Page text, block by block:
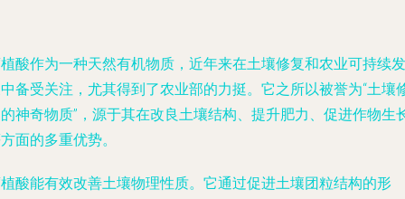
酸作为一种天然有机物质，近年来在土壤修复和农业可持续发
备受关注，尤其得到了农业部的力挺。它之所以被誉为“土壤
神奇物质”，源于其在改良土壤结构、提升肥力、促进作物生
面的多重优势。
酸能有效改善土壤物理性质。它通过促进土壤团粒结构的形